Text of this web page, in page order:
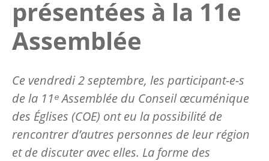
présentées à la 11e
Assemblée
Ce vendredi 2 septembre, les participant-e-s
de la 11ᵉ Assemblée du Conseil œcuménique
des Églises (COE) ont eu la possibilité de
rencontrer d’autres personnes de leur région
et de discuter avec elles. La forme des